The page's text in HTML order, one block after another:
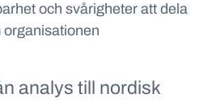
och svårigheter att dela
analys till nordisk